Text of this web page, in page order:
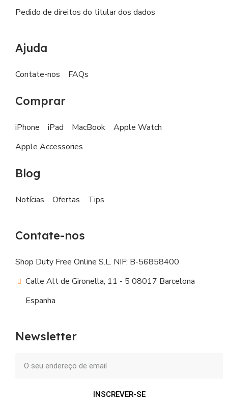
Pedido de direitos do titular dos dados
Ajuda
Contate-nos FAQs
Comprar
iPhone iPad MacBook
Apple Watch
Apple Accessories
Blog
Notícias Ofertas Tips
Contate-nos
Shop Duty Free Online S.L. NIF: B-56858400
Calle Alt de Gironella, 11 - 5 08017 Barcelona
Espanha
Newsletter
INSCREVER-SE